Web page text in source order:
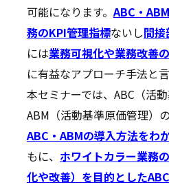
可能になります。 ABC・ABM
務のKPI管理指標ないし間
には業務可視化や業務改善
に有益なアプローチ手法と言
本セミナーでは、ABC（活
ABM（活動基準原価管理）
ABC・ABMの導入方法をわ
もに、 ホワイトカラー業務
化や改善）を目的とした